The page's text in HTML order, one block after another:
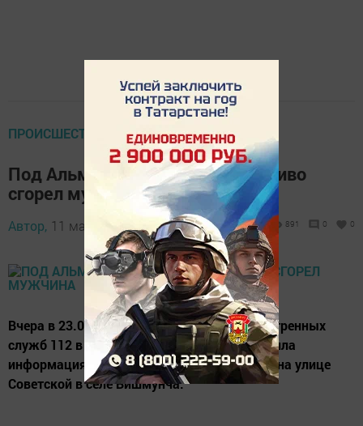
ПРОИСШЕСТВИЯ
Под Альметьевском в бане заживо
сгорел мужчина
Автор, 11 марта 2017 - 15:27 891 0 0
Вчера в 23.06 на единый номер вызова экстренных
служб 112 в Альметьевском районе поступила
информация о том, что горит частная баня на улице
Советской в селе Бишмунча.